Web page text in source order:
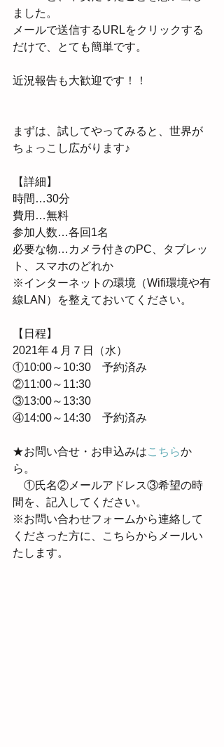
ました。
メールで送信するURLをクリックする
だけで、とても簡単です。
近況報告も大歓迎です！！
まずは、試してやってみると、世界が
ちょっこし広がります♪
【詳細】
時間…30分
費用…無料
参加人数…各回1名
必要な物…カメラ付きのPC、タブレッ
ト、スマホのどれか
※インターネットの環境（Wifi環境や有
線LAN）を整えておいてください。
【日程】
2021年４月７日（水）
①10:00～10:30　予約済み
②11:00～11:30
③13:00～13:30
④14:00～14:30　予約済み
★お問い合せ・お申込みはこちらか
ら。
①氏名②メールアドレス③希望の時
間を、記入してください。
※お問い合わせフォームから連絡して
くださった方に、こちらからメールい
たします。